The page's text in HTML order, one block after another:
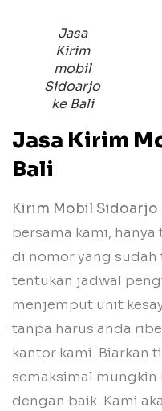
Jasa
Kirim
mobil
Sidoarjo
ke Bali
Jasa Kirim
Bali
Kirim Mobil Sidoarjo
bersama kami,
di nomor yang sudah
tentukan jadwal
menjemput unit
tanpa harus anda
kantor kami. Biarkan
semaksimal mungkin
dengan baik. Kami